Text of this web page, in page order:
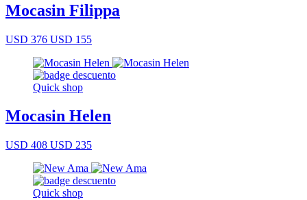
Mocasin Filippa
USD 376 USD 155
Quick shop
Mocasin Helen
USD 408 USD 235
Quick shop